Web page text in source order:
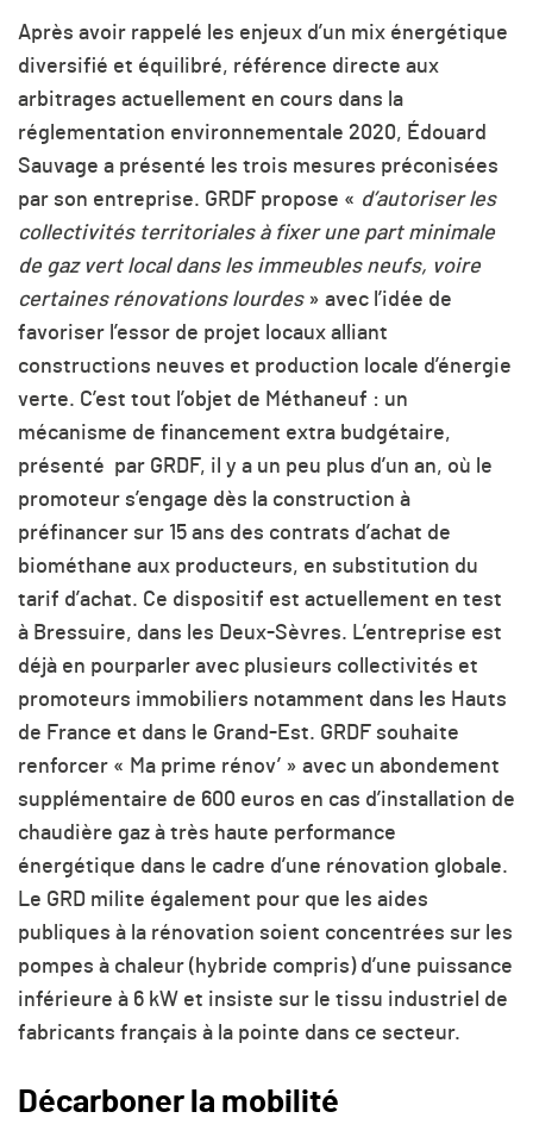
Après avoir rappelé les enjeux d’un mix énergétique
diversifié et équilibré, référence directe aux
arbitrages actuellement en cours dans la
réglementation environnementale 2020, Édouard
Sauvage a présenté les trois mesures préconisées
par son entreprise. GRDF propose « d’autoriser les
collectivités territoriales à fixer une part minimale
de gaz vert local dans les immeubles neufs, voire
certaines rénovations lourdes» avec l’idée de
favoriser l’essor de projet locaux alliant
constructions neuves et production locale d’énergie
verte. C’est tout l’objet de Méthaneuf : un
mécanisme de financement extra budgétaire,
présenté par GRDF, il y a un peu plus d’un an, où le
promoteur s’engage dès la construction à
préfinancer sur 15 ans des contrats d’achat de
biométhane aux producteurs, en substitution du
tarif d’achat. Ce dispositif est actuellement en test
à Bressuire, dans les Deux-Sèvres. L’entreprise est
déjà en pourparler avec plusieurs collectivités et
promoteurs immobiliers notamment dans les Hauts
de France et dans le Grand-Est. GRDF souhaite
renforcer « Ma prime rénov’ » avec un abondement
supplémentaire de 600 euros en cas d’installation de
chaudière gaz à très haute performance
énergétique dans le cadre d’une rénovation globale.
Le GRD milite également pour que les aides
publiques à la rénovation soient concentrées sur les
pompes à chaleur (hybride compris) d’une puissance
inférieure à 6 kW et insiste sur le tissu industriel de
fabricants français à la pointe dans ce secteur.
Décarboner la mobilité